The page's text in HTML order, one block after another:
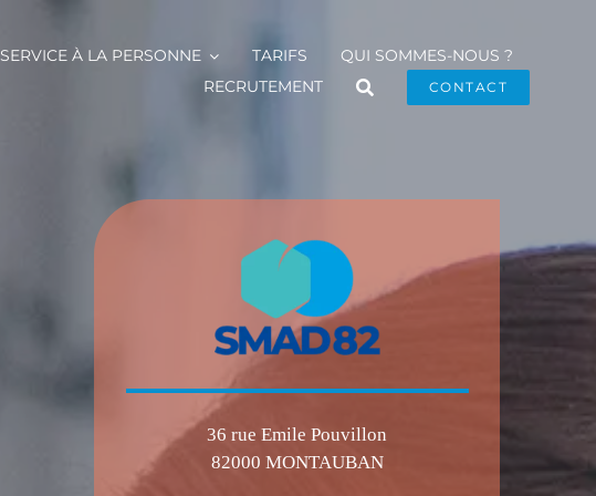
SERVICE À LA PERSONNE TARIFS
QUI SOMMES-NOUS ?
RECRUTEMENT
CONTACT
36 rue Emile Pouvillon
82000 MONTAUBAN